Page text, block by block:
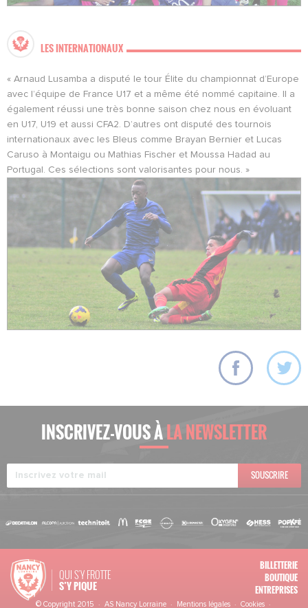
LES INTERNATIONAUX
« Arnaud Lusamba a disputé le tour Élite du championnat d’Europe
avec l’équipe de France U17 et a même été nommé capitaine. Il a
également réussi une très bonne saison chez nous en évoluant
en U17, U19 et aussi CFA2. D’autres ont disputé des tournois
internationaux avec les Bleus comme Brayan Bernier et Lucas
Caruso à Montaigu ou Mathias Fischer et Moussa Hadad au
Portugal. Ces sélections sont valorisantes pour nous. »
INSCRIVEZ-VOUS ÀLA NEWSLETTER
SOUSCRIRE
QUI S'Y FROTTE
S’Y PIQUE
BILLETTERIE
BOUTIQUE
ENTREPRISES
© Copyright 2015 · AS Nancy Lorraine · Mentions légales· Cookies·